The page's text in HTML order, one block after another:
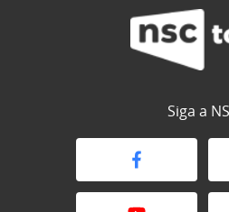
Siga a